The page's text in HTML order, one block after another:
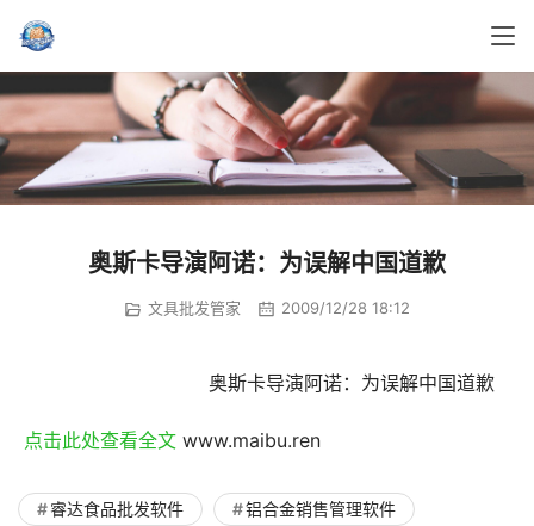
奥斯卡导演阿诺：为误解中国道歉
文具批发管家 2009/12/28 18:12
				奥斯卡导演阿诺：为误解中国道歉
点击此处查看全文 www.maibu.ren
睿达食品批发软件
铝合金销售管理软件